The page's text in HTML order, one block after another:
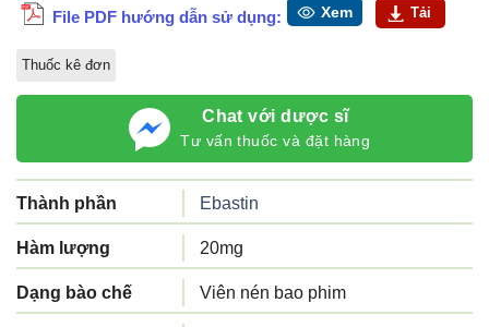
Chat với dược sĩ
Tư vấn thuốc và đặt hàng
File PDF hướng dẫn sử dụng: Xem Tải
Thuốc kê đơn
Thành phần Ebastin
Hàm lượng 20mg
Dạng bào chế Viên nén bao phim